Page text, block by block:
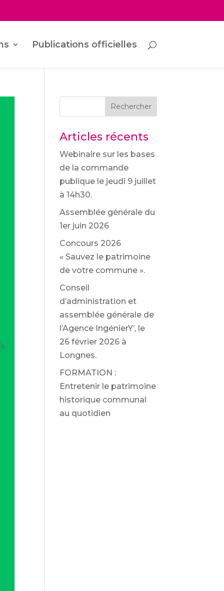
Publications officielles
Rechercher
Articles récents
Webinaire sur les bases
de la commande
publique le jeudi 9 juillet
à 14h30.
Assemblée générale du
1er juin 2026
Concours 2026
« Sauvez le patrimoine
de votre commune ».
Conseil
d’administration et
assemblée générale de
l’Agence IngénierY’, le
26 février 2026 à
Longnes.
FORMATION :
Entretenir le patrimoine
historique communal
au quotidien